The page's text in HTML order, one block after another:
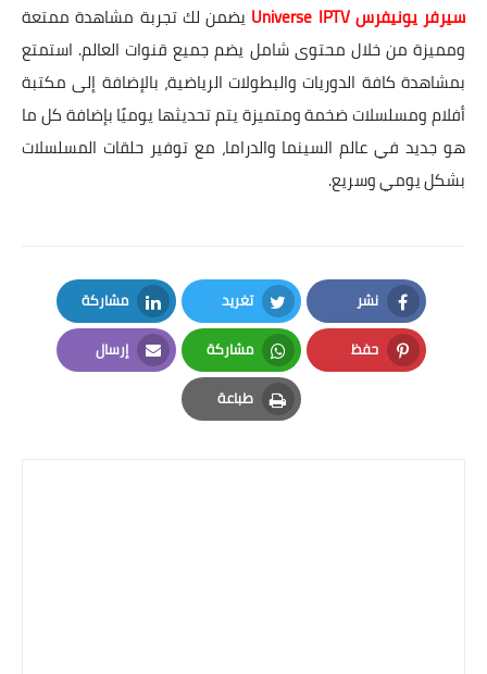
سيرفر يونيفرس Universe IPTV
يضمن لك تجربة مشاهدة ممتعة
ومميزة من خلال محتوى شامل يضم جميع قنوات العالم. استمتع
بمشاهدة كافة الدوريات والبطولات الرياضية، بالإضافة إلى مكتبة
أفلام ومسلسلات ضخمة ومتميزة يتم تحديثها يوميًا بإضافة كل ما
هو جديد في عالم السينما والدراما، مع توفير حلقات المسلسلات
بشكل يومي وسريع.
نشر
Facebook
تغريد
Twitter
مشاركة
LinkedIn
حفظ
Pinterest
مشاركة
Whatsapp
إرسال
Email
طباعة
Print